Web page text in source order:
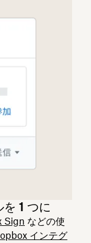
1 つに
Sign などの使
インテグ